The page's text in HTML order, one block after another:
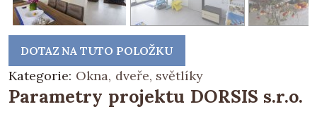
DOTAZ NA TUTO POLOŽKU
Kategorie: Okna, dveře, světlíky
Parametry projektu DORSIS s.r.o.